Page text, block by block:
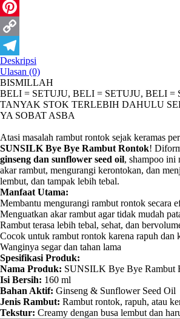
WhatsApp
Pinterest
Copy
Link
Telegram
Deskripsi
Ulasan (0)
BISMILLAH
BELI = SETUJU, BELI = SETUJU, BELI =
TANYAK STOK TERLEBIH DAHULU
YA SOBAT ASBA
Atasi masalah rambut rontok sejak keramas
SUNSILK Bye Bye Rambut Rontok!
ginseng dan sunflower seed oil, shampoo ini
akar rambut, mengurangi kerontokan, dan
lembut, dan tampak lebih tebal.
Manfaat Utama:
Membantu mengurangi rambut rontok secara
Menguatkan akar rambut agar tidak mudah
Rambut terasa lebih tebal, sehat, dan
Cocok untuk rambut rontok karena rapuh dan
Wanginya segar dan tahan lama
Spesifikasi Produk:
Nama Produk: SUNSILK Bye Bye Rambut
Isi Bersih: 160 ml
Bahan Aktif: Ginseng & Sunflower Seed Oil
Jenis Rambut: Rambut rontok, rapuh, atau
Tekstur: Creamy dengan busa lembut dan